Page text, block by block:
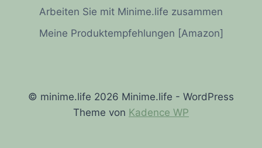
Arbeiten Sie mit Minime.life zusammen
Meine Produktempfehlungen [Amazon]
© minime.life 2026 Minime.life - WordPress
Theme von Kadence WP